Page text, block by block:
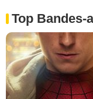
Top Bandes-